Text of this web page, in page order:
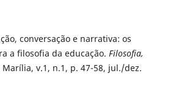
conversação e narrativa: os
a filosofia da educação. Filosofia,
Marília, v.1, n.1, p. 47-58, jul./dez.